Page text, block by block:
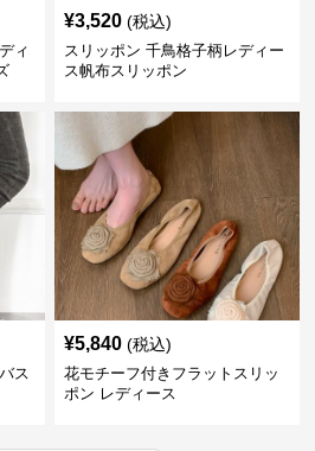
ィ
¥3,520 (税込)
スリッポン 千鳥格子柄レディー
ス帆布スリッポン
ス
¥5,840 (税込)
花モチーフ付きフラットスリッ
ポン レディース